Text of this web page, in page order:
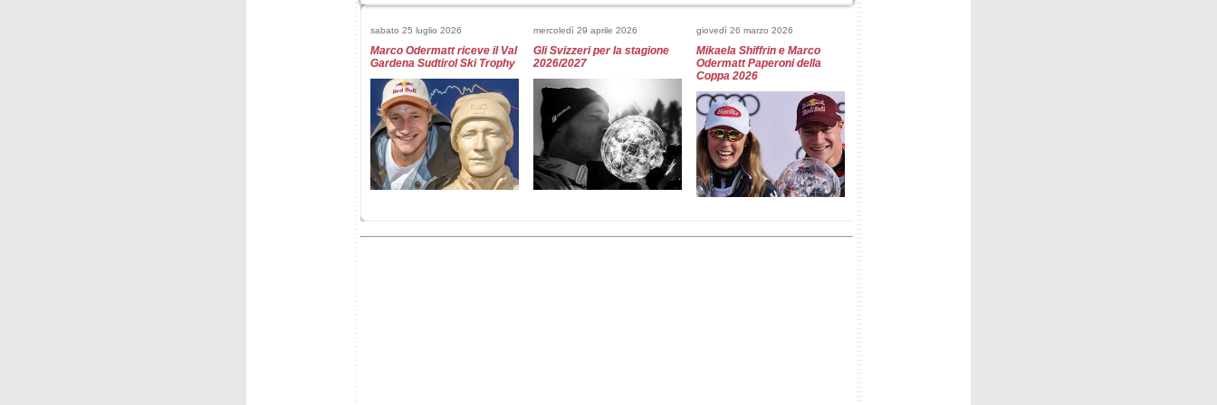
22.
Giovanni Borsotti (ITA)
(USA)
24. Cameron Alexander(CAN)
+1.93s
Christof Innerhofer(ITA)
+1.95s
Giovanni Franzoni(ITA)
Florian Loriot(FRA)
+1.99s
28.
Jared Goldberg(USA)
+2.14s
29. Bryce Bennett(USA)
+2.19s
30. Kyle Alexander(CAN) +2.20s
sabato 25 luglio 2026
Marco Odermatt riceve il Val
Gardena Sudtirol Ski Trophy
mercoledì 29 aprile 2026
Gli Svizzeri per la stagione
2026/2027
giovedì 26 marzo 2026
Mikaela Shiffrin e Marco
Odermatt Paperoni della
Coppa 2026